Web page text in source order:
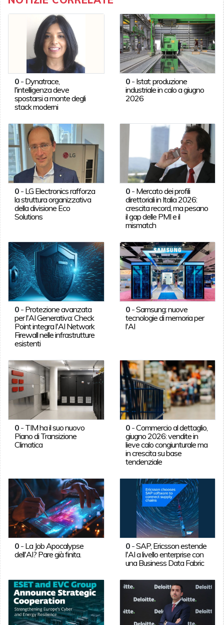
0- Dynatrace,
l'intelligenza deve
spostarsi a monte degli
stack moderni
0 - Istat: produzione
industriale in calo a giugno
2026
0- LG Electronics rafforza
la struttura organizzativa
della divisione Eco
Solutions
0 - Mercato dei profili
direttoriali in Italia 2026:
crescita record, ma pesano
il gap delle PMI e il
mismatch
0- Protezione avanzata
per l'AI Generativa: Check
Point integra l'AI Network
Firewall nelle infrastrutture
esistenti
0 -Samsung: nuove
tecnologie di memoria per
l'AI
0- TIM ha il suo nuovo
Piano di Transizione
Climatica
0 -Commercio al dettaglio,
giugno 2026: vendite in
lieve calo congiunturale ma
in crescita su base
tendenziale
0- La Job Apocalypse
dell'AI? Pare già finita.
0 -SAP, Ericsson estende
l'AI a livello enterprise con
una Business Data Fabric